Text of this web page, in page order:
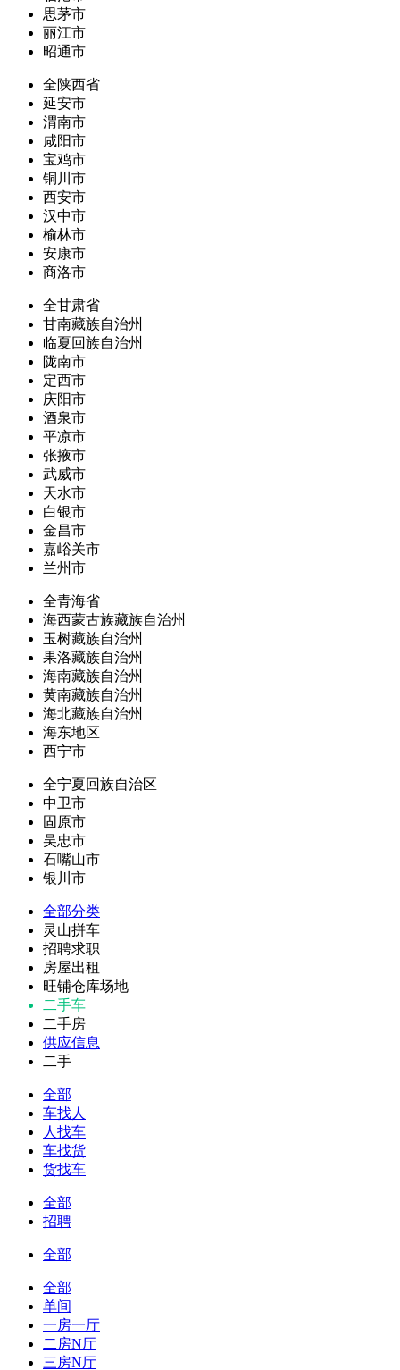
思茅市
丽江市
昭通市
全陕西省
延安市
渭南市
咸阳市
宝鸡市
铜川市
西安市
汉中市
榆林市
安康市
商洛市
全甘肃省
甘南藏族自治州
临夏回族自治州
陇南市
定西市
庆阳市
酒泉市
平凉市
张掖市
武威市
天水市
白银市
金昌市
嘉峪关市
兰州市
全青海省
海西蒙古族藏族自治州
玉树藏族自治州
果洛藏族自治州
海南藏族自治州
黄南藏族自治州
海北藏族自治州
海东地区
西宁市
全宁夏回族自治区
中卫市
固原市
吴忠市
石嘴山市
银川市
全部分类
灵山拼车
招聘求职
房屋出租
旺铺仓库场地
二手车
二手房
供应信息
二手
全部
车找人
人找车
车找货
货找车
全部
招聘
全部
全部
单间
一房一厅
二房N厅
三房N厅